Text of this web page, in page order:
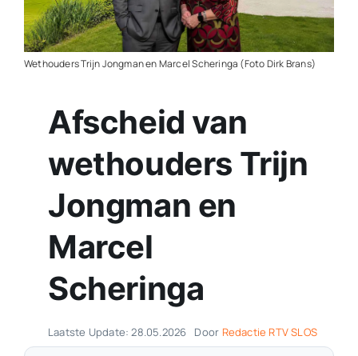
Werken bij Streekomroep ‘De Werven’
Contact
Wethouders Trijn Jongman en Marcel Scheringa (Foto Dirk Brans)
Afscheid van
wethouders Trijn
Jongman en
Marcel
Scheringa
Laatste Update: 28.05.2026 Door Redactie RTV SLOS